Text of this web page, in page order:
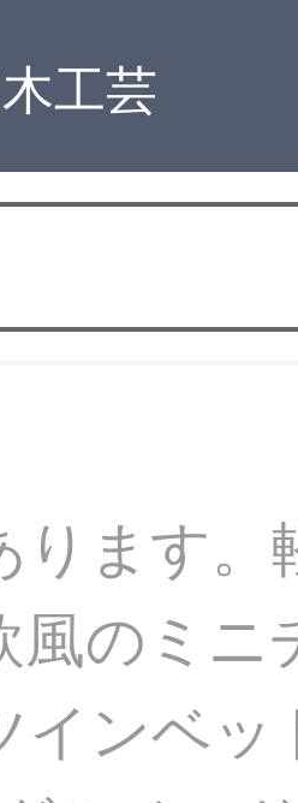
工芸
ます。
風のミ
ンベッ